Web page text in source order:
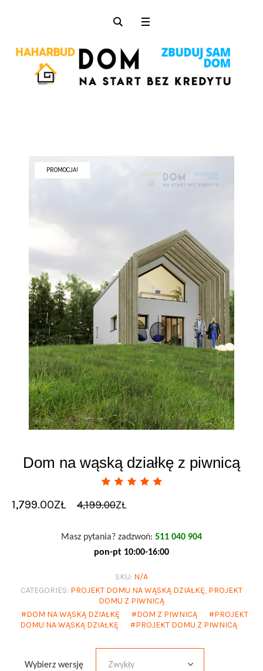
PROMOCJA!
Dom na wąską działkę z piwnicą
4,199.00ZŁ
1,799.00ZŁ
Masz pytania? zadzwoń: 511 040 904
pon-pt 10:00-16:00
SKU: N/A
CATEGORIES: PROJEKT DOMU NA WĄSKĄ DZIAŁKĘ, PROJEKT
DOMU Z PIWNICĄ
DOM NA WĄSKĄ DZIAŁKĘ
DOM Z PIWNICĄ
PROJEKT
DOMU NA WĄSKĄ DZIAŁKĘ
PROJEKT DOMU Z PIWNICĄ
Wybierz wersję